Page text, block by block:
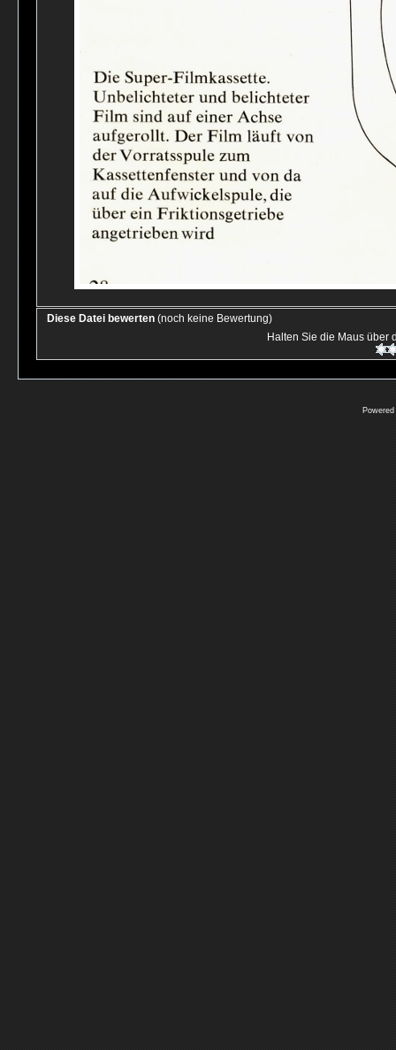
Diese Datei bewerten (noch keine Bewertung)
Halten Sie die Maus über